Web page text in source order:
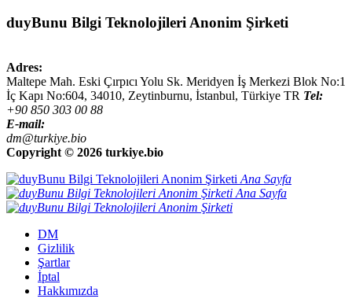
duyBunu Bilgi Teknolojileri Anonim Şirketi
Adres:
Maltepe Mah. Eski Çırpıcı Yolu Sk. Meridyen İş Merkezi Blok No:1
İç Kapı No:604, 34010, Zeytinburnu, İstanbul, Türkiye TR Tel:
+90 850 303 00 88
E-mail:
dm@turkiye.bio
Copyright © 2026 turkiye.bio
Ana Sayfa
Ana Sayfa
DM
Gizlilik
Şartlar
İptal
Hakkımızda